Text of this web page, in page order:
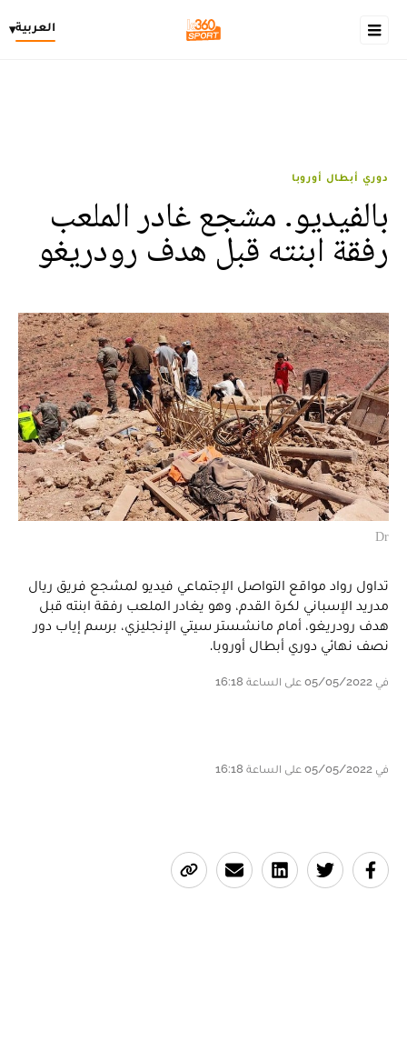
العربية▾
دوري أبطال أوروبا
بالفيديو. مشجع غادر الملعب
رفقة ابنته قبل هدف رودريغو
Dr
تداول رواد مواقع التواصل الإجتماعي فيديو لمشجع فريق ريال
مدريد الإسباني لكرة القدم، وهو يغادر الملعب رفقة ابنته قبل
هدف رودريغو، أمام مانشستر سيتي الإنجليزي، برسم إياب دور
نصف نهائي دوري أبطال أوروبا.
في 05/05/2022 على الساعة 16:18
في 05/05/2022 على الساعة 16:18